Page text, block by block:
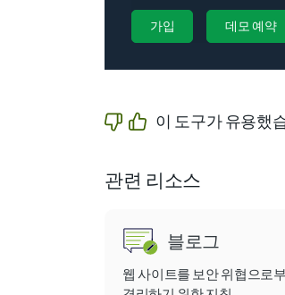
가입 데모 예약
이 도구가 유용했
관련 리소스
블로그
웹 사이트를 보안 위협으로